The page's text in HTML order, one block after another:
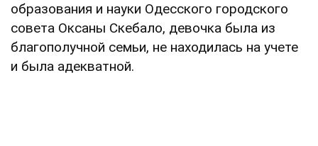
образования и науки Одесского городского
совета Оксаны Скебало, девочка была из
благополучной семьи, не находилась на учете
и была адекватной.